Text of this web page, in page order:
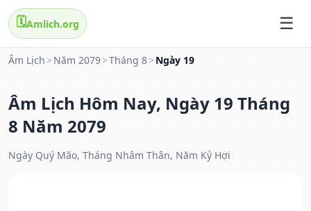
🗓️Amlich.org
Âm Lịch > Năm 2079>Tháng 8> Ngày 19
Âm Lịch Hôm Nay, Ngày 19 Tháng
8 Năm 2079
Ngày Quý Mão, Tháng Nhâm Thân, Năm Kỷ Hợi